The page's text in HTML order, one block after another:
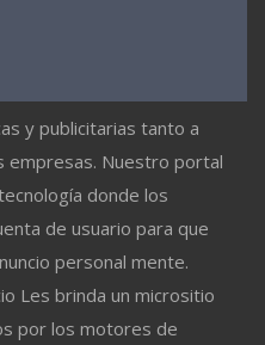
y publicitarias tanto a
empresas. Nuestro portal
donde los
de usuario para que
personal mente.
Les brinda un micrositio
por los motores de